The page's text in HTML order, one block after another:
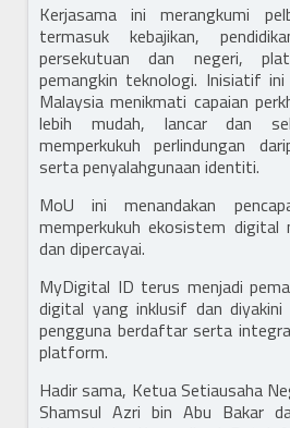
Kerjasama ini merangkumi
termasuk kebajikan,
persekutuan dan negeri,
pemangkin teknologi. Inisiatif
Malaysia menikmati capaian
lebih mudah, lancar dan
memperkukuh perlindungan
serta penyalahgunaan identiti.
MoU ini menandakan
memperkukuh ekosistem digital
dan dipercayai.
MyDigital ID terus menjadi
digital yang inklusif dan
pengguna berdaftar serta
platform.
Hadir sama, Ketua Setiausaha
Shamsul Azri bin Abu Bakar